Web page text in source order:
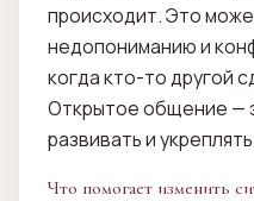
происходит. Это
недопониманию и
когда кто-то другой
Открытое общение —
развивать и
Что помогает изменить